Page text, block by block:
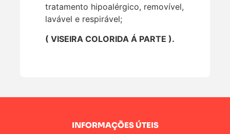
tratamento hipoalérgico, removível,
lavável e respirável;
( VISEIRA COLORIDA Á PARTE ).
INFORMAÇÕES ÚTEIS